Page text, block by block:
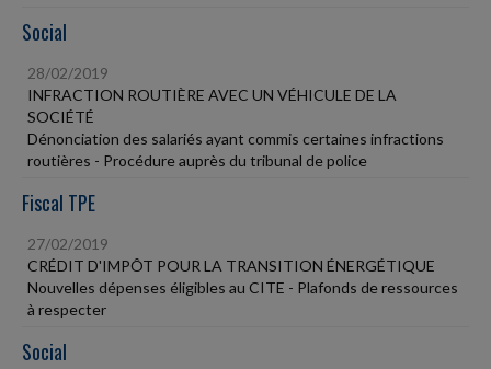
Social
28/02/2019
INFRACTION ROUTIÈRE AVEC UN VÉHICULE DE LA
SOCIÉTÉ
Dénonciation des salariés ayant commis certaines infractions
routières - Procédure auprès du tribunal de police
Fiscal TPE
27/02/2019
CRÉDIT D'IMPÔT POUR LA TRANSITION ÉNERGÉTIQUE
Nouvelles dépenses éligibles au CITE - Plafonds de ressources
à respecter
Social